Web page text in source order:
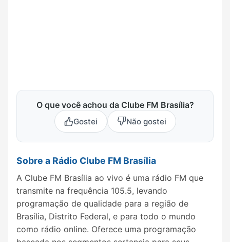
O que você achou da Clube FM Brasília?
Gostei Não gostei
Sobre a Rádio Clube FM Brasília
A Clube FM Brasília ao vivo é uma rádio FM que
transmite na frequência 105.5, levando
programação de qualidade para a região de
Brasília, Distrito Federal, e para todo o mundo
como rádio online. Oferece uma programação